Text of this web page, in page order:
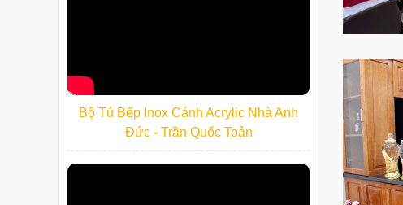
Bộ Tủ Bếp Inox Cánh Acrylic Nhà Anh
Đức - Trần Quốc Toản